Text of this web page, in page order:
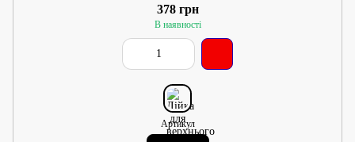
378 грн
В наявності
Артикул